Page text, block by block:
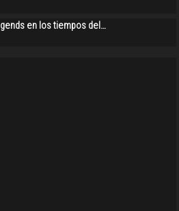
en los tiempos del…